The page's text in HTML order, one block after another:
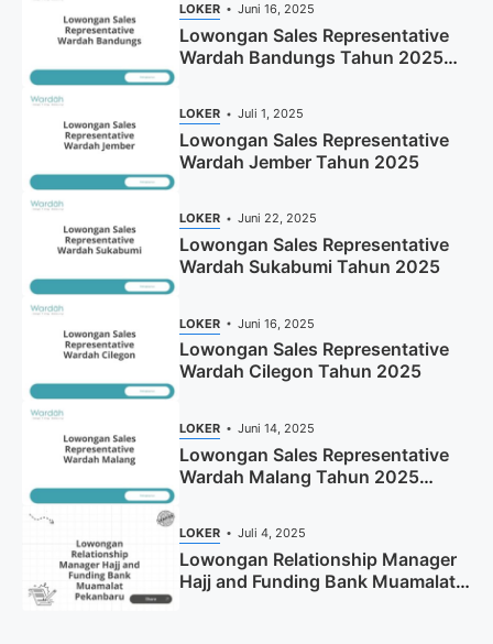
LOKER Juni 16, 2025
Lowongan Sales Representative
Wardah Bandungs Tahun 2025
LOKER Juli 1, 2025
Lowongan Sales Representative
Wardah Jember Tahun 2025
LOKER Juni 22, 2025
Lowongan Sales Representative
Wardah Sukabumi Tahun 2025
LOKER Juni 16, 2025
Lowongan Sales Representative
Wardah Cilegon Tahun 2025
LOKER Juni 14, 2025
Lowongan Sales Representative
Wardah Malang Tahun 2025
LOKER Juli 4, 2025
Lowongan Relationship Manager
Hajj and Funding Bank Muamalat